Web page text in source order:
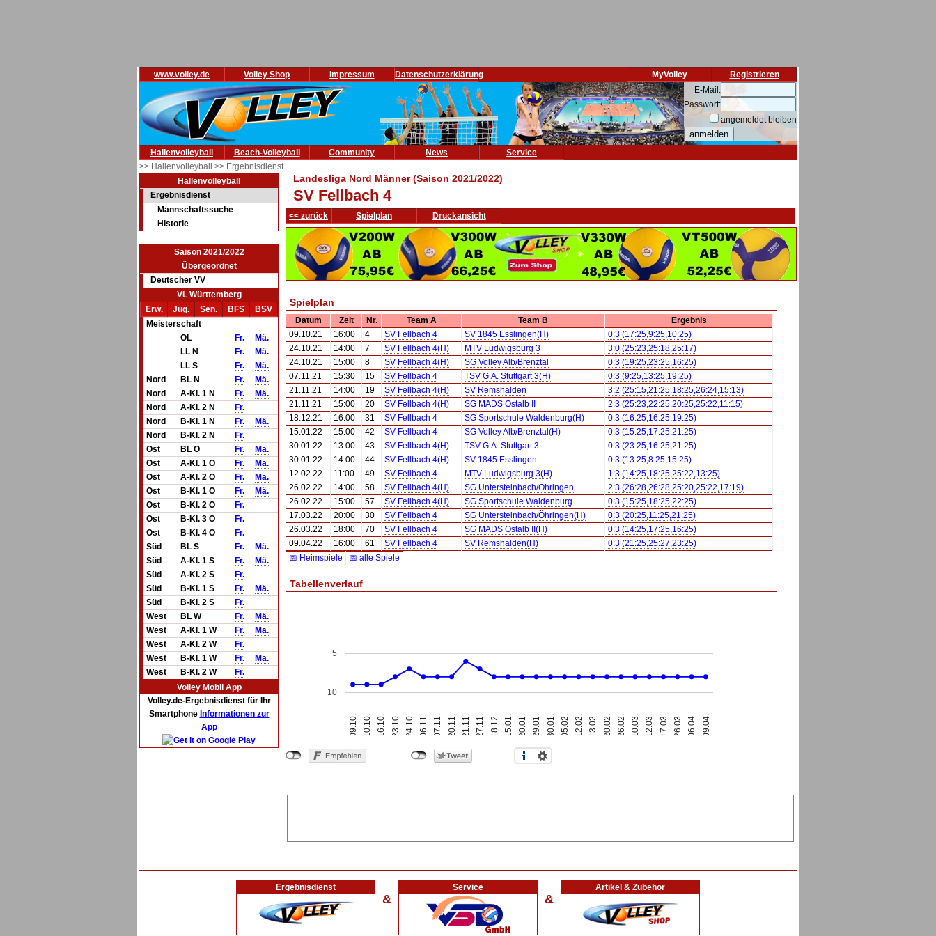
www.volley.de Volley Shop Impressum Datenschutzerklärung Registrieren
MyVolley
E-Mail:
Passwort:
angemeldet bleiben
Hallenvolleyball Beach-Volleyball Community News
Service
>> Hallenvolleyball >> Ergebnisdienst
Hallenvolleyball
Ergebnisdienst
Mannschaftssuche
Historie
Saison 2021/2022
Übergeordnet
Deutscher VV
VL Württemberg
Erw.
Jug. Sen. BFS
BSV
Meisterschaft
OL
Fr.
Mä.
LL N
Fr.
Mä.
LL S
Fr.
Mä.
Nord
BL N Fr.
Mä.
Nord
A-Kl. 1 N Fr.
Mä.
Nord
A-Kl. 2 N
Fr.
Nord
B-Kl. 1 N Fr.
Mä.
Nord
B-Kl. 2 N
Fr.
Ost
BL O Fr.
Mä.
Ost
A-Kl. 1 O Fr.
Mä.
Ost
A-Kl. 2 O Fr.
Mä.
Ost
B-Kl. 1 O Fr.
Mä.
Ost
B-Kl. 2 O
Fr.
Ost
B-Kl. 3 O
Fr.
Ost
B-Kl. 4 O
Fr.
Süd
BL S Fr.
Mä.
Süd
A-Kl. 1 S Fr.
Mä.
Süd
A-Kl. 2 S
Fr.
Süd
B-Kl. 1 S Fr.
Mä.
Süd
B-Kl. 2 S
Fr.
West
BL W Fr.
Mä.
West
A-Kl. 1 W Fr.
Mä.
West
A-Kl. 2 W
Fr.
West
B-Kl. 1 W Fr.
Mä.
West
B-Kl. 2 W
Fr.
Volley Mobil App
Volley.de-Ergebnisdienst für Ihr
Smartphone Informationen zur
App
Landesliga Nord Männer (Saison 2021/2022)
SV Fellbach 4
<< zurück Spielplan Druckansicht
Spielplan
Datum Zeit Nr. Team A Team B
Ergebnis
09.10.21
16:00 4 SV Fellbach 4 SV 1845 Esslingen(H)
0:3 (17:25,9:25,10:25)
24.10.21
14:00 7 SV Fellbach 4(H) MTV Ludwigsburg 3
3:0 (25:23,25:18,25:17)
24.10.21
15:00 8 SV Fellbach 4(H) SG Volley Alb/Brenztal
0:3 (19:25,23:25,16:25)
07.11.21
15:30 15 SV Fellbach 4 TSV G.A. Stuttgart 3(H)
0:3 (9:25,13:25,19:25)
21.11.21
14:00 19 SV Fellbach 4(H) SV Remshalden
3:2 (25:15,21:25,18:25,26:24,15:13)
21.11.21
15:00 20 SV Fellbach 4(H) SG MADS Ostalb II
2:3 (25:23,22:25,20:25,25:22,11:15)
18.12.21
16:00 31 SV Fellbach 4 SG Sportschule Waldenburg(H)
0:3 (16:25,16:25,19:25)
15.01.22
15:00 42 SV Fellbach 4 SG Volley Alb/Brenztal(H)
0:3 (15:25,17:25,21:25)
30.01.22
13:00 43 SV Fellbach 4(H) TSV G.A. Stuttgart 3
0:3 (23:25,16:25,21:25)
30.01.22
14:00 44 SV Fellbach 4(H) SV 1845 Esslingen
0:3 (13:25,8:25,15:25)
12.02.22
11:00 49 SV Fellbach 4 MTV Ludwigsburg 3(H)
1:3 (14:25,18:25,25:22,13:25)
26.02.22
14:00 58 SV Fellbach 4(H) SG Untersteinbach/Öhringen
2:3 (26:28,26:28,25:20,25:22,17:19)
26.02.22
15:00 57 SV Fellbach 4(H) SG Sportschule Waldenburg
0:3 (15:25,18:25,22:25)
17.03.22
20:00 30 SV Fellbach 4 SG Untersteinbach/Öhringen(H)
0:3 (20:25,11:25,21:25)
26.03.22
18:00 70 SV Fellbach 4 SG MADS Ostalb II(H)
0:3 (14:25,17:25,16:25)
09.04.22
16:00 61 SV Fellbach 4 SV Remshalden(H)
0:3 (21:25,25:27,23:25)
📅 Heimspiele
📅 alle Spiele
Tabellenverlauf
09.10. 10.10. 16.10. 23.10. 24.10. 06.11. 07.11. 20.11. 21.11. 27.11. 18.12. 15.01. 20.01. 29.01. 30.01. 05.02. 12.02. 13.02. 20.02. 26.02. 10.03. 12.03. 17.03. 26.03. 06.04. 09.04.
5
10
Ergebnisdienst
&
Service
&
Artikel & Zubehör